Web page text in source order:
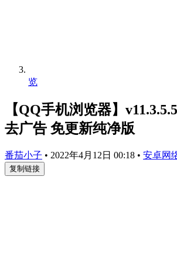
览
【QQ手机浏览器】
去广告 免更新纯净版
番茄小子 • 2022年4月12日 00:18 • 安卓网
复制链接